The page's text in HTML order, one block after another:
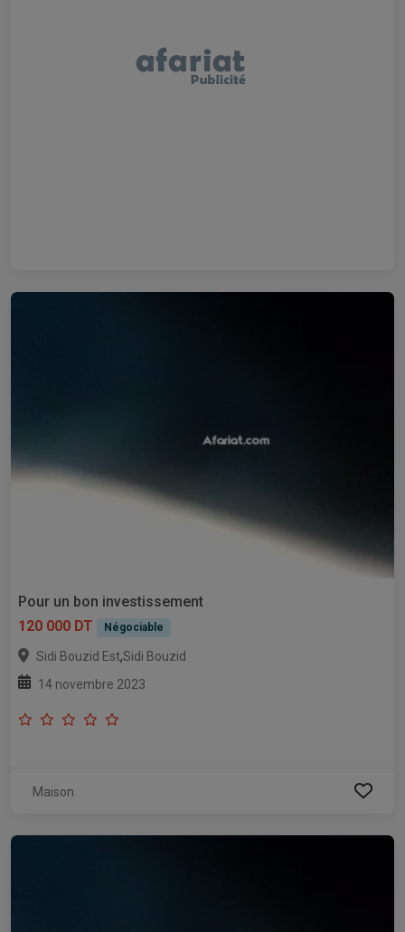
Pour un bon investissement
120 000 DT
Négociable
Sidi Bouzid Est,Sidi Bouzid
14 novembre 2023
Maison